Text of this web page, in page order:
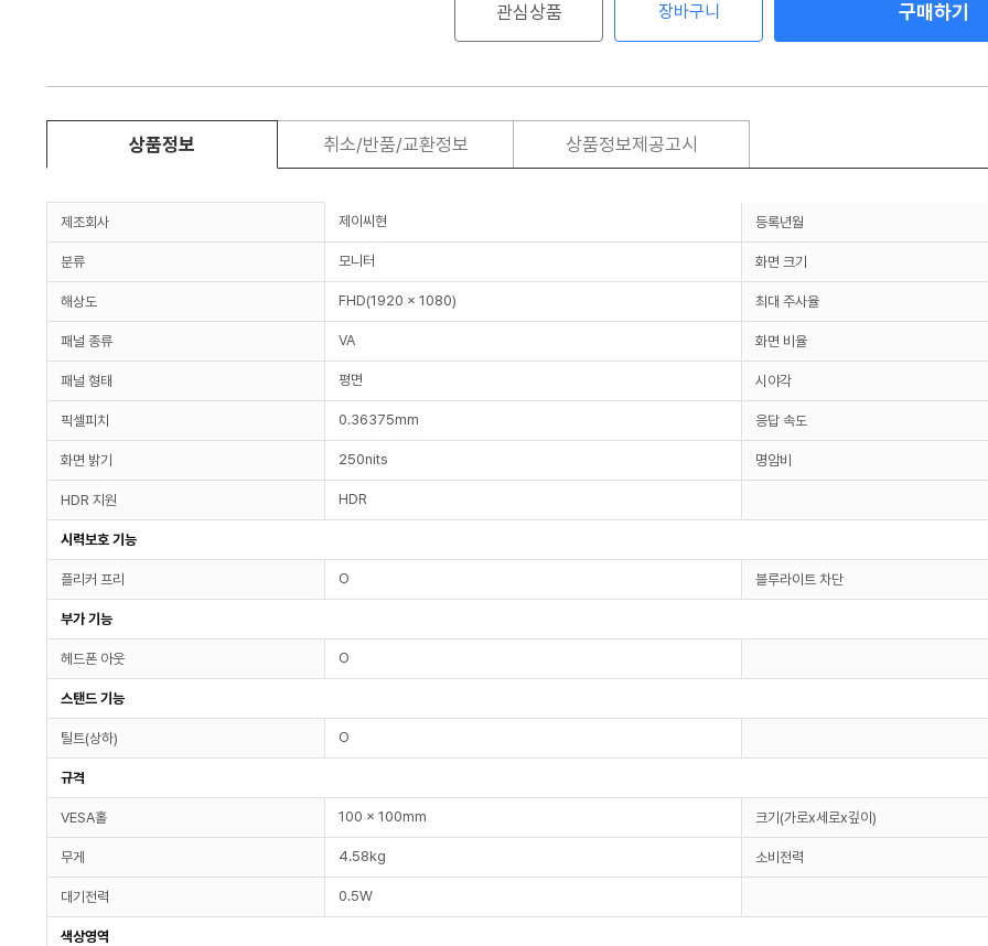
관심상품 장바구니 구매하기
상품정보 취소/반품/교환정보 상품정보제공고시
제조회사 제이씨현 등록년월
분류 모니터 화면 크기
해상도 FHD(1920 x 1080) 최대 주사율
패널 종류 VA 화면 비율
패널 형태 평면 시야각
픽셀피치 0.36375mm 응답 속도
화면 밝기 250nits 명암비
HDR 지원 HDR
시력보호 기능
플리커 프리 O 블루라이트 차단
부가 기능
헤드폰 아웃 O
스탠드 기능
틸트(상하) O
규격
VESA홀 100 x 100mm 크기(가로x세로x깊이)
무게 4.58kg 소비전력
대기전력 0.5W
색상영역